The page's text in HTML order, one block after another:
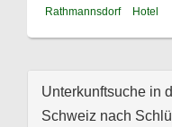
Rathmannsdorf
Hotel
Unterkunftsuche in
Schweiz nach